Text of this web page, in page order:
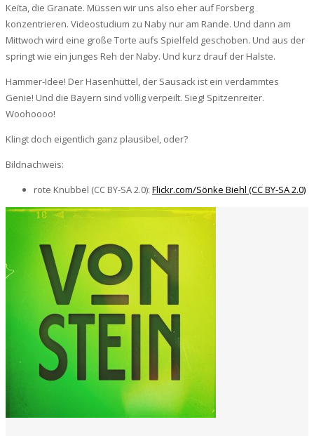
Keïta, die Granate. Müssen wir uns also eher auf Forsberg
konzentrieren. Videostudium zu Naby nur am Rande. Und dann am
Mittwoch wird eine große Torte aufs Spielfeld geschoben. Und aus der
springt wie ein junges Reh der Naby. Und kurz drauf der Halste.
Hammer-Idee! Der Hasenhüttel, der Sausack ist ein verdammtes
Genie! Und die Bayern sind völlig verpeilt. Sieg! Spitzenreiter.
Woohoooo!
Klingt doch eigentlich ganz plausibel, oder?
Bildnachweis:
rote Knubbel (CC BY-SA 2.0): Flickr.com/Sönke Biehl (CC BY-SA 2.0)